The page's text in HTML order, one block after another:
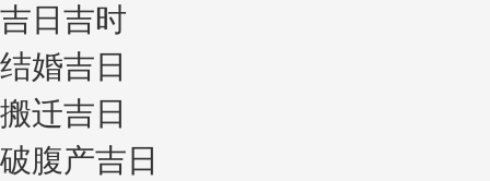
吉日吉时
结婚吉日
搬迁吉日
破腹产吉日